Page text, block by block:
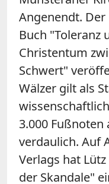
Angenendt. Der
Buch "Toleranz
Christentum
Schwert"
Wälzer gilt als
3.000
verdaulich. Auf
Verlags hat
der Skandale"